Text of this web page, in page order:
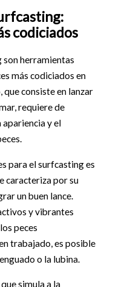
codiciados
son herramientas
más codiciados en
consiste en lanzar
requiere de
apariencia y el
para el surfcasting es
caracteriza por su
un buen lance.
y vibrantes
peces
trabajado, es posible
o la lubina.
simula a la